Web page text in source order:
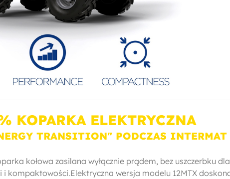
KOPARKA ELEKTRYCZNA
TRANSITION" PODCZAS
kołowa zasilana wyłącznie prądem, bez uszczerbku dla
kompaktowości.Elektryczna wersja modelu 12MTX